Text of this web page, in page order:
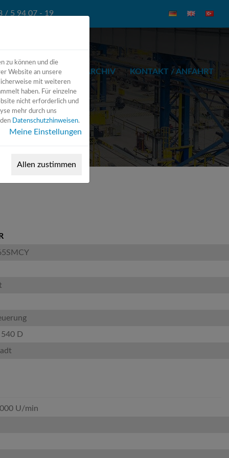
/ 5 94 07 - 19
ZUBEHÖR ARCHIV KONTAKT / ANFAHRT
540 D
U/min
zu können und die
Website an unsere
mit weiteren
haben. Für einzelne
nicht erforderlich und
mehr durch uns
Datenschutzhinweisen.
Meine Einstellungen
Allen zustimmen